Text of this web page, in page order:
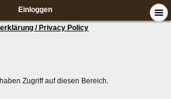
Einloggen
/ Privacy Policy
Zugriff auf diesen Bereich.